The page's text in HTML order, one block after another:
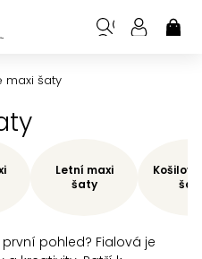
maxi šaty
pohled? Fialová je
Letní maxi
šaty